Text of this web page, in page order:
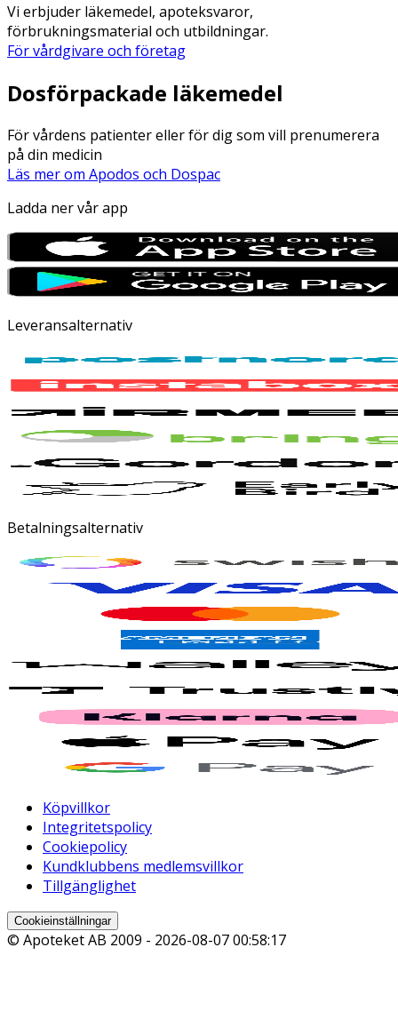
Vi erbjuder läkemedel, apoteksvaror,
förbrukningsmaterial och utbildningar.
För vårdgivare och företag
Dosförpackade läkemedel
För vårdens patienter eller för dig som vill prenumerera
på din medicin
Läs mer om Apodos och Dospac
Ladda ner vår app
Leveransalternativ
Betalningsalternativ
Köpvillkor
Integritetspolicy
Cookiepolicy
Kundklubbens medlemsvillkor
Tillgänglighet
Cookieinställningar
© Apoteket AB 2009 - 2026-08-07 00:58:17